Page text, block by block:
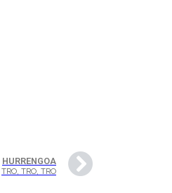
HURRENGOA
TRO, TRO, TRO